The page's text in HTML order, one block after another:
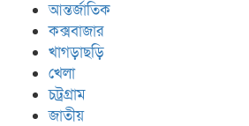
আন্তর্জাতিক
কক্সবাজার
খাগড়াছড়ি
খেলা
চট্রগ্রাম
জাতীয়